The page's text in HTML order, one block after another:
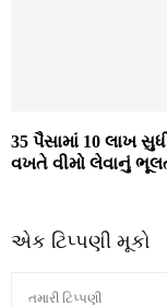
35 પૈસામાં 10 લાખ
વખતે વીમો લેવાનું
એક ટિપ્પણી મૂકો